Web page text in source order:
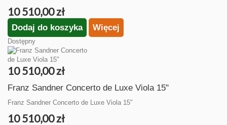
10 510,00 zł
Dodaj do koszyka Więcej
Dostępny
10 510,00 zł
Franz Sandner Concerto de Luxe Viola 15"
Franz Sandner Concerto de Luxe Viola 15"
10 510,00 zł